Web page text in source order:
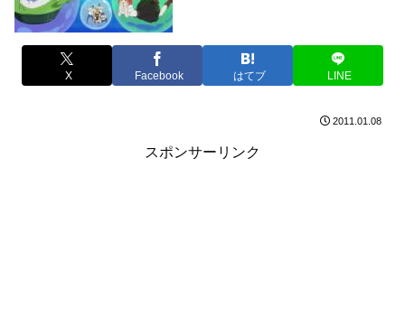
X Facebook はてブ LINE
2011.01.08
スポンサーリンク